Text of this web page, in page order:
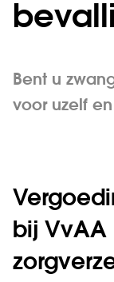
Bent u
voor uzelf
bij VvAA